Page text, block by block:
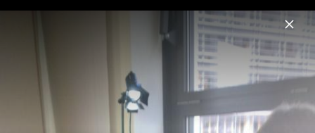
Menu
Nick Jonas
Home Musik Fotos Biografie